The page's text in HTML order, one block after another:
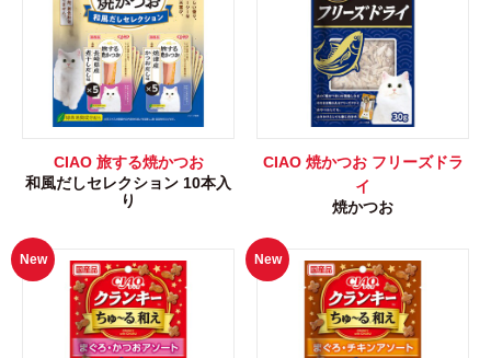
CIAO 旅する焼かつお
和風だしセレクション 10本入
り
CIAO 焼かつお フリーズドラ
イ
焼かつお
New New